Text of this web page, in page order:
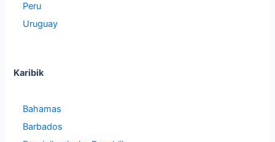
Peru
Uruguay
Karibik
Bahamas
Barbados